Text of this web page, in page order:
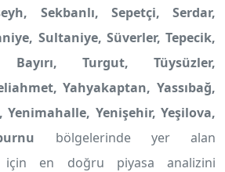
Sekbanlı, Sepetçi, Serdar,
Sultaniye, Süverler, Tepecik,
Turgut, Tüysüzler,
Yahyakaptan, Yassıbağ,
Yenimahalle, Yenişehir, Yeşilova,
bölgelerinde yer alan
için en doğru piyasa analizini